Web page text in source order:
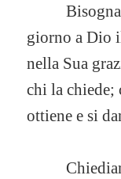
giorno a Dio
nella Sua
chi la chiede;
ottiene e si